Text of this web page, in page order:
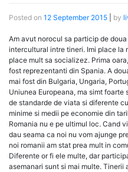
Posted on 12 September 2015 by
Am avut norocul sa particip de
intercultural intre tineri. Imi place la
place mult sa socializez. Prima
fost reprezentanti din Spania. A
mai fost din Bulgaria, Ungaria,
Uniunea Europeana, ma simt
de standarde de viata si diferente
minime si medii pe economie din
Romania nu e pe ultimul loc. Cand
dau seama ca noi nu vom ajunge
noi romanii am stat prea mult in
Diferente or fi ele multe, dar
asemanari sunt si mai multe.